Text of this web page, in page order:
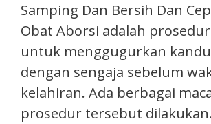
Samping Dan Bersih Dan
Obat Aborsi adalah
untuk menggugurkan
dengan sengaja sebelum
kelahiran. Ada berbagai
prosedur tersebut dilakukan.